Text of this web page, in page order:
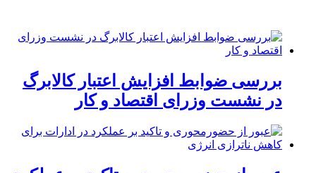
بررسی ضوابط افزایش اعتبار کالابرگ
در نشست وزرای اقتصاد و کار